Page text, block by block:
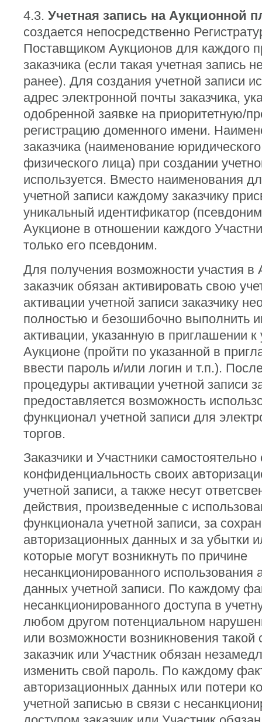
4.3. Учетная запись на Аукционной
создается непосредственно
Поставщиком Аукционов для каждого
заказчика (если такая учетная запись
ранее). Для создания учетной записи
адрес электронной почты заказчика,
одобренной заявке на приоритетную/
регистрацию доменного имени.
заказчика (наименование
физического лица) при создании
используется. Вместо наименования
учетной записи каждому заказчику
уникальный идентификатор
Аукционе в отношении каждого
только его псевдоним.
Для получения возможности участия в
заказчик обязан активировать свою
активации учетной записи заказчику
полностью и безошибочно выполнить
активации, указанную в приглашении к
Аукционе (пройти по указанной в
ввести пароль и/или логин и т.п.).
процедуры активации учетной записи
предоставляется возможность
функционал учетной записи для
торгов.
Заказчики и Участники
конфиденциальность своих
учетной записи, а также несут
действия, произведенные с
функционала учетной записи, за
авторизационных данных и за убытки
которые могут возникнуть по причине
несанкционированного использования
данных учетной записи. По каждому
несанкционированного доступа в
любом другом потенциальном
или возможности возникновения такой
заказчик или Участник обязан
изменить свой пароль. По каждому
авторизационных данных или потери
учетной записью в связи с